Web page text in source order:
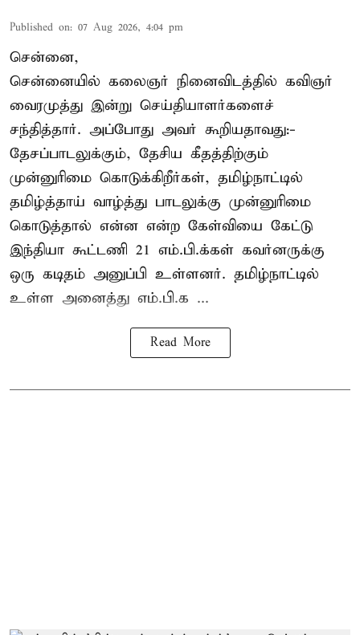
Published on: 07 Aug 2026, 4:04 pm
சென்னை,
சென்னையில் கலைஞர் நினைவிடத்தில் கவிஞர்
வைரமுத்து இன்று செய்தியாளர்களைச்
சந்தித்தார். அப்போது அவர் கூறியதாவது:-
தேசப்பாடலுக்கும், தேசிய கீதத்திற்கும்
முன்னுரிமை கொடுக்கிறீர்கள், தமிழ்நாட்டில்
தமிழ்த்தாய் வாழ்த்து பாடலுக்கு முன்னுரிமை
கொடுத்தால் என்ன என்ற கேள்வியை கேட்டு
இந்தியா கூட்டணி 21 எம்.பி.க்கள் கவர்னருக்கு
ஒரு கடிதம் அனுப்பி உள்ளனர். தமிழ்நாட்டில்
உள்ள அனைத்து எம்.பி.க ...
Read More